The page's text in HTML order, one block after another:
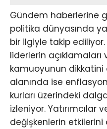
Gündem haberlerine
politika dünyasında
bir ilgiyle takip
liderlerin
kamuoyunun dikkatini
alanında ise
kurları üzerindeki
izleniyor. Yatırımcılar
değişkenlerin etkilerini